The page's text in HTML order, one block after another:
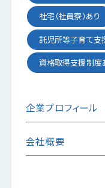
社宅（社員寮）あり
託児所等子育て支
資格取得支援制度
企業プロフィール
会社概要